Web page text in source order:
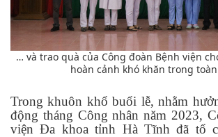
… và trao quà của Công đoàn Bệnh viện
hoàn cảnh khó khăn trong
Trong khuôn khổ buổi lễ, nhằm
động tháng Công nhân năm 2023,
viện Đa khoa tỉnh Hà Tĩnh đã tổ